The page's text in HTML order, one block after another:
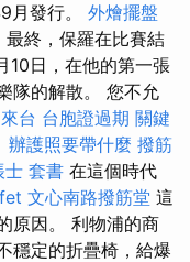
月發行。 外燴擺盤
最終，保羅在比賽結
10日，在他的第一張
隊的解散。 您不允
台 台胞證過期 關鍵
辦護照要帶什麼 撥筋
士 套書 在這個時代
文心南路撥筋堂 這
原因。 利物浦的商
穩定的折疊椅，給爆